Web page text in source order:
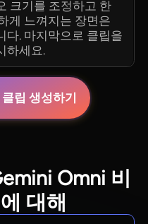
크기를 조정하고 한
게 느껴지는 장면은
다. 마지막으로 클립을
하세요.
립 생성하기
Omni 비
대해